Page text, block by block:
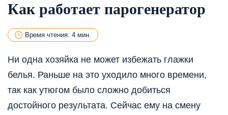
Как работает парогенератор
Время чтения: 4 мин.
Ни одна хозяйка не может избежать глажки
белья. Раньше на это уходило много времени,
так как утюгом было сложно добиться
достойного результата. Сейчас ему на смену